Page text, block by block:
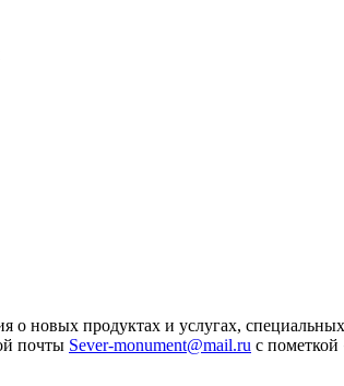
о новых продуктах и услугах,
почты Sever-monument@mail.ru с пометкой